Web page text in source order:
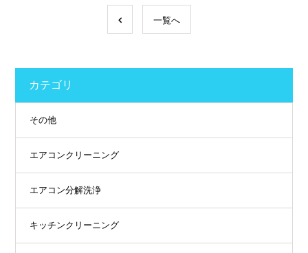
一覧へ
カテゴリ
その他
エアコンクリーニング
エアコン分解洗浄
キッチンクリーニング